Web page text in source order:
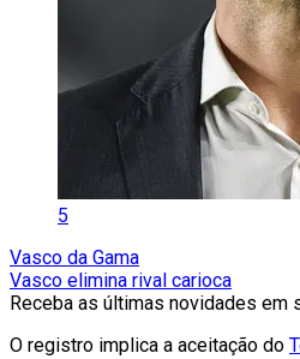
5
Vasco da Gama
Vasco elimina rival carioca
Receba as últimas novidades em
O registro implica a aceitação do